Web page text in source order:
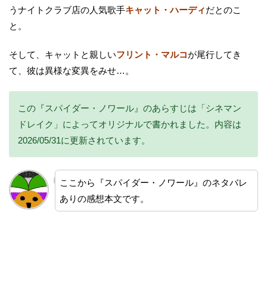
うナイトクラブ店の人気歌手キャット・ハーディだとのこ
と。
そして、キャットと親しいフリント・マルコが尾行してき
て、彼は異様な変異をみせ…。
この『スパイダー・ノワール』のあらすじは「シネマン
ドレイク」によってオリジナルで書かれました。内容は
2026/05/31に更新されています。
ここから『スパイダー・ノワール』のネタバレ
ありの感想本文です。